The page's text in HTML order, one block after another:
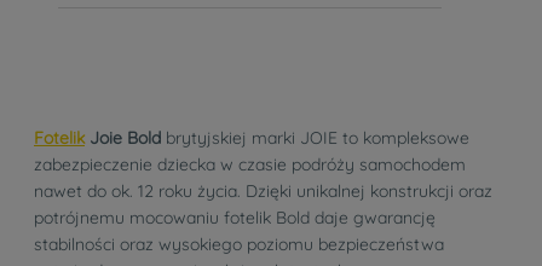
FotelikJoie Bold brytyjskiej marki JOIE to kompleksowe
zabezpieczenie dziecka w czasie podróży samochodem
nawet do ok. 12 roku życia. Dzięki unikalnej konstrukcji oraz
potrójnemu mocowaniu fotelik Bold daje gwarancję
stabilności oraz wysokiego poziomu bezpieczeństwa